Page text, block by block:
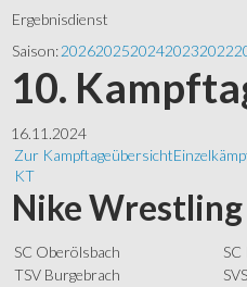
Ergebnisdienst
Saison:20262025202420232022
10.
16.11.2024
Zur Kampftageübersicht
KT
Nike Wrestling
SC Oberölsbach
TSV Burgebrach